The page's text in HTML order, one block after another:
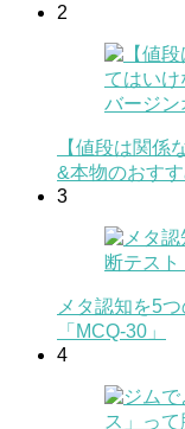
2
【値段は関係
&本物のおす
3
メタ認知を5
「MCQ-30」
4